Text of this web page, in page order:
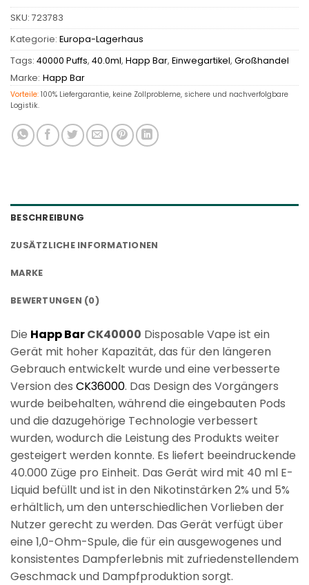
SKU: 723783
Kategorie: Europa-Lagerhaus
Tags: 40000 Puffs, 40.0ml, Happ Bar, Einwegartikel, Großhandel
Marke: Happ Bar
Vorteile: 100% Liefergarantie, keine Zollprobleme, sichere und nachverfolgbare
Logistik.
BESCHREIBUNG
ZUSÄTZLICHE INFORMATIONEN
MARKE
BEWERTUNGEN (0)
Die Happ BarCK40000 Disposable Vape ist ein
Gerät mit hoher Kapazität, das für den längeren
Gebrauch entwickelt wurde und eine verbesserte
Version des CK36000. Das Design des Vorgängers
wurde beibehalten, während die eingebauten Pods
und die dazugehörige Technologie verbessert
wurden, wodurch die Leistung des Produkts weiter
gesteigert werden konnte. Es liefert beeindruckende
40.000 Züge pro Einheit. Das Gerät wird mit 40 ml E-
Liquid befüllt und ist in den Nikotinstärken 2% und 5%
erhältlich, um den unterschiedlichen Vorlieben der
Nutzer gerecht zu werden. Das Gerät verfügt über
eine 1,0-Ohm-Spule, die für ein ausgewogenes und
konsistentes Dampferlebnis mit zufriedenstellendem
Geschmack und Dampfproduktion sorgt.